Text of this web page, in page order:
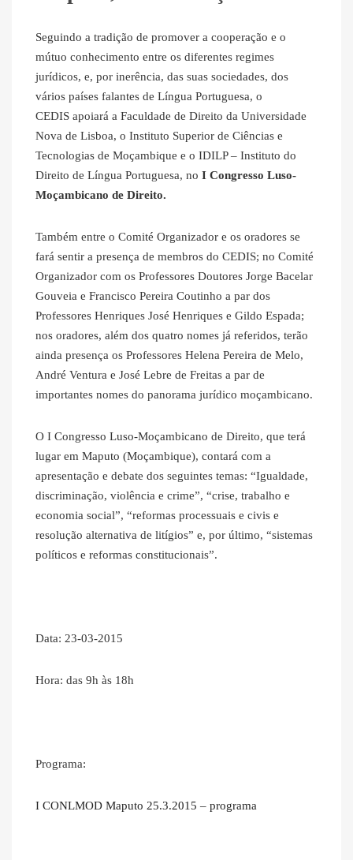
Seguindo a tradição de promover a cooperação e o
mútuo conhecimento entre os diferentes regimes
jurídicos, e, por inerência, das suas sociedades, dos
vários países falantes de Língua Portuguesa, o
CEDIS apoiará a Faculdade de Direito da Universidade
Nova de Lisboa, o Instituto Superior de Ciências e
Tecnologias de Moçambique e o IDILP – Instituto do
Direito de Língua Portuguesa, no I Congresso Luso-
Moçambicano de Direito.
Também entre o Comité Organizador e os oradores se
fará sentir a presença de membros do CEDIS; no Comité
Organizador com os Professores Doutores Jorge Bacelar
Gouveia e Francisco Pereira Coutinho a par dos
Professores Henriques José Henriques e Gildo Espada;
nos oradores, além dos quatro nomes já referidos, terão
ainda presença os Professores Helena Pereira de Melo,
André Ventura e José Lebre de Freitas a par de
importantes nomes do panorama jurídico moçambicano.
O I Congresso Luso-Moçambicano de Direito, que terá
lugar em Maputo (Moçambique), contará com a
apresentação e debate dos seguintes temas: “Igualdade,
discriminação, violência e crime”, “crise, trabalho e
economia social”, “reformas processuais e civis e
resolução alternativa de litígios” e, por último, “sistemas
políticos e reformas constitucionais”.
Data: 23-03-2015
Hora: das 9h às 18h
Programa:
I CONLMOD Maputo 25.3.2015 – programa